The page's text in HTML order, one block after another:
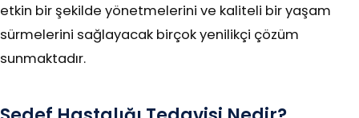
etkin bir şekilde yönetmelerini ve kaliteli bir yaşam
sürmelerini sağlayacak birçok yenilikçi çözüm
sunmaktadır.